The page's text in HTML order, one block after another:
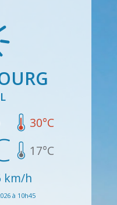
30°C
17°C
km/h
à 10h45